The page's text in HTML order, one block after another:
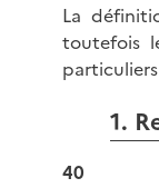
La
toutefois
1.
40